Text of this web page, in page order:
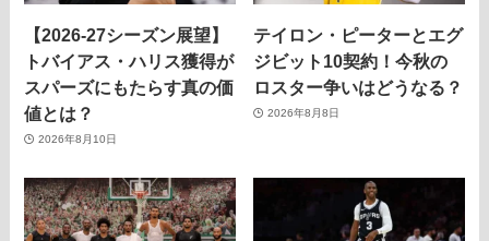
【2026-27シーズン展望】
トバイアス・ハリス獲得が
スパーズにもたらす真の価
値とは？
2026年8月10日
テイロン・ピーターとエグ
ジビット10契約！今秋の
ロスター争いはどうなる？
2026年8月8日